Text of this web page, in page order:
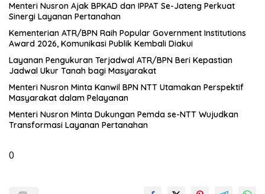
Menteri Nusron Ajak BPKAD dan IPPAT Se-Jateng Perkuat
Sinergi Layanan Pertanahan
Kementerian ATR/BPN Raih Popular Government Institutions
Award 2026, Komunikasi Publik Kembali Diakui
Layanan Pengukuran Terjadwal ATR/BPN Beri Kepastian
Jadwal Ukur Tanah bagi Masyarakat
Menteri Nusron Minta Kanwil BPN NTT Utamakan Perspektif
Masyarakat dalam Pelayanan
Menteri Nusron Minta Dukungan Pemda se-NTT Wujudkan
Transformasi Layanan Pertanahan
0